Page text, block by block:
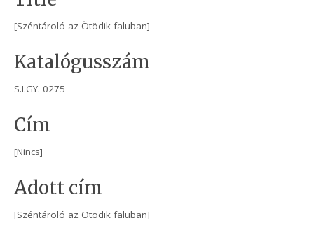
[Széntároló az Ötödik faluban]
Katalógusszám
S.I.GY. 0275
Cím
[Nincs]
Adott cím
[Széntároló az Ötödik faluban]